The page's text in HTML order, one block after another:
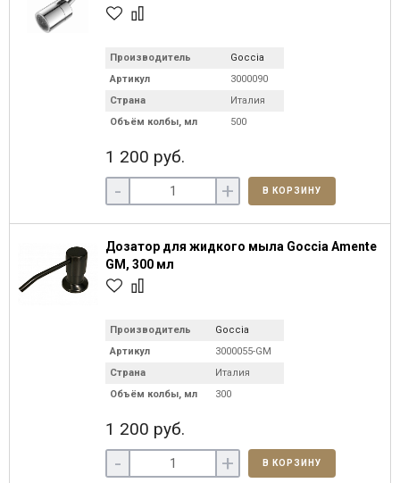
Производитель
Goccia
Артикул
3000090
Страна
Италия
Объём колбы, мл
500
1 200 руб.
- + В КОРЗИНУ
Дозатор для жидкого мыла Goccia Amente
GM, 300 мл
Производитель
Goccia
Артикул
3000055-GM
Страна
Италия
Объём колбы, мл
300
1 200 руб.
- + В КОРЗИНУ